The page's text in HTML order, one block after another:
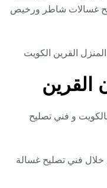
غسالات شاطر ورخيص
القرين الكويت
و فني تصليح
فني تصليح غسالة